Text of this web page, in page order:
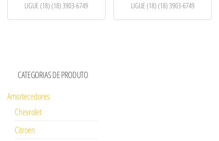
LIGUE (18) (18) 3903-6749
LIGUE (18) (18) 3903-6749
CATEGORIAS DE PRODUTO
Amortecedores
Chevrolet
Citroen